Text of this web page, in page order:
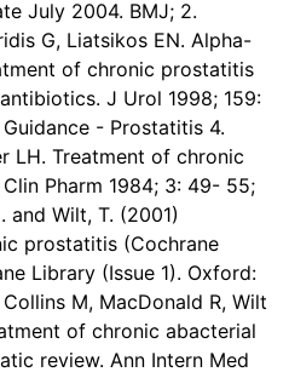
July 2004. BMJ; 2.
G, Liatsikos EN. Alpha-
of chronic prostatitis
J Urol 1998; 159:
- Prostatitis 4.
LH. Treatment of chronic
Pharm 1984; 3: 49- 55;
and Wilt, T. (2001)
prostatitis (Cochrane
Library (Issue 1). Oxford:
M, MacDonald R, Wilt
of chronic abacterial
review. Ann Intern Med